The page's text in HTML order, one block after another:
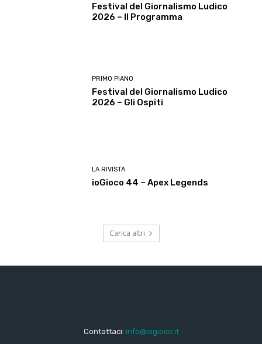
Festival del Giornalismo Ludico
2026 – Il Programma
PRIMO PIANO
Festival del Giornalismo Ludico
2026 – Gli Ospiti
LA RIVISTA
ioGioco 44 – Apex Legends
Carica altri
Contattaci: info@iogioco.it